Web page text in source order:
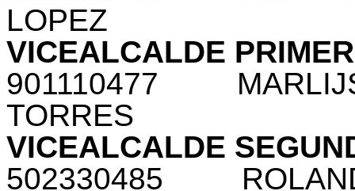
LOPEZ
VICEALCALDE
901110477
TORRES
VICEALCALDE
502330485